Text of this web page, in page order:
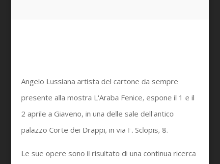
Angelo Lussiana artista del cartone da sempre
presente alla mostra L'Araba Fenice, espone il 1 e il
2 aprile a Giaveno, in una delle sale dell'antico
palazzo Corte dei Drappi, in via F. Sclopis, 8.
Le sue opere sono il risultato di una continua ricerca